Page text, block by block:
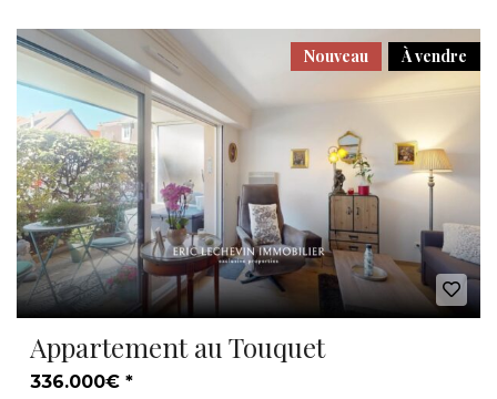
À vendre
Nouveau
Appartement au Touquet
336.000€ *